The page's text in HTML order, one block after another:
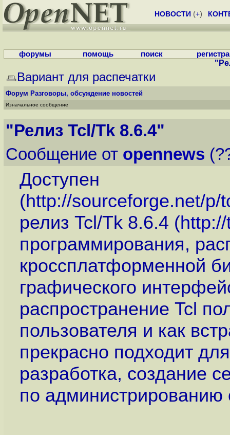
НОВОСТИ (+)
форумы помощь поиск
Вариант для распечатки
Форум Разговоры, обсуждение новостей
Изначальное сообщение
"Релиз Tcl/Tk 8.6.4"
Сообщение от opennews
Доступен
(http://sourceforge.net/p/
релиз Tcl/Tk 8.6.4 (
программирования,
кроссплатформенной
графического
распространение Tcl
пользователя и как
прекрасно подходит
разработка, создание
по администрированию